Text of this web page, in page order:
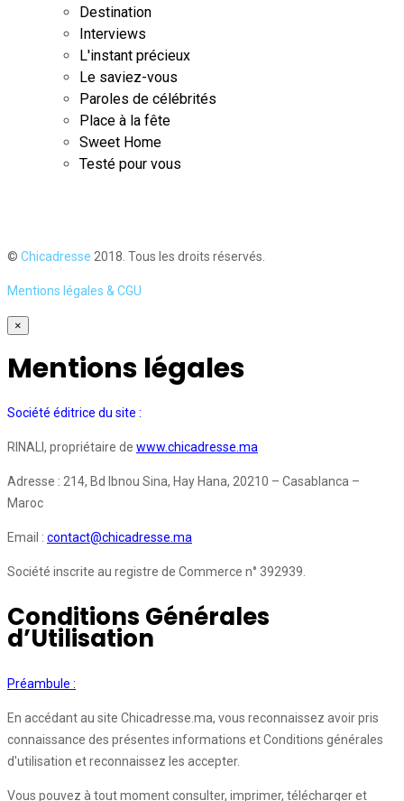
Destination
Interviews
L'instant précieux
Le saviez-vous
Paroles de célébrités
Place à la fête
Sweet Home
Testé pour vous
© Chicadresse 2018. Tous les droits réservés.
Mentions légales & CGU
×
Mentions légales
Société éditrice du site :
RINALI, propriétaire de www.chicadresse.ma
Adresse : 214, Bd Ibnou Sina, Hay Hana, 20210 – Casablanca –
Maroc
Email : contact@chicadresse.ma
Société inscrite au registre de Commerce n° 392939.
Conditions Générales
d’Utilisation
Préambule :
En accédant au site Chicadresse.ma, vous reconnaissez avoir pris
connaissance des présentes informations et Conditions générales
d'utilisation et reconnaissez les accepter.
Vous pouvez à tout moment consulter, imprimer, télécharger et